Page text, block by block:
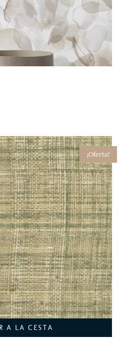
¡Oferta!
A LA CESTA